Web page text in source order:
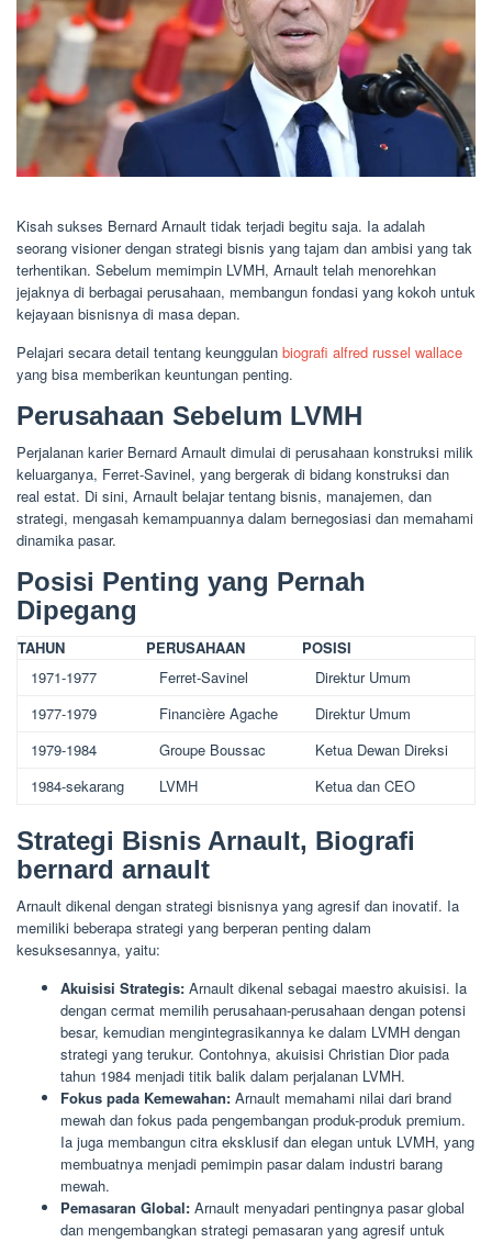
Kisah sukses Bernard Arnault tidak terjadi begitu saja. Ia adalah
seorang visioner dengan strategi bisnis yang tajam dan ambisi yang tak
terhentikan. Sebelum memimpin LVMH, Arnault telah menorehkan
jejaknya di berbagai perusahaan, membangun fondasi yang kokoh untuk
kejayaan bisnisnya di masa depan.
Pelajari secara detail tentang keunggulan biografi alfred russel wallace
yang bisa memberikan keuntungan penting.
Perusahaan Sebelum LVMH
Perjalanan karier Bernard Arnault dimulai di perusahaan konstruksi milik
keluarganya, Ferret-Savinel, yang bergerak di bidang konstruksi dan
real estat. Di sini, Arnault belajar tentang bisnis, manajemen, dan
strategi, mengasah kemampuannya dalam bernegosiasi dan memahami
dinamika pasar.
Posisi Penting yang Pernah
Dipegang
TAHUN PERUSAHAAN
POSISI
1971-1977
Ferret-Savinel
Direktur Umum
1977-1979
Financière Agache
Direktur Umum
1979-1984
Groupe Boussac
Ketua Dewan Direksi
1984-sekarang
LVMH Ketua dan CEO
Strategi Bisnis Arnault, Biografi
bernard arnault
Arnault dikenal dengan strategi bisnisnya yang agresif dan inovatif. Ia
memiliki beberapa strategi yang berperan penting dalam
kesuksesannya, yaitu:
Akuisisi Strategis: Arnault dikenal sebagai maestro akuisisi. Ia
dengan cermat memilih perusahaan-perusahaan dengan potensi
besar, kemudian mengintegrasikannya ke dalam LVMH dengan
strategi yang terukur. Contohnya, akuisisi Christian Dior pada
tahun 1984 menjadi titik balik dalam perjalanan LVMH.
Fokus pada Kemewahan: Arnault memahami nilai dari brand
mewah dan fokus pada pengembangan produk-produk premium.
Ia juga membangun citra eksklusif dan elegan untuk LVMH, yang
membuatnya menjadi pemimpin pasar dalam industri barang
mewah.
Pemasaran Global: Arnault menyadari pentingnya pasar global
dan mengembangkan strategi pemasaran yang agresif untuk